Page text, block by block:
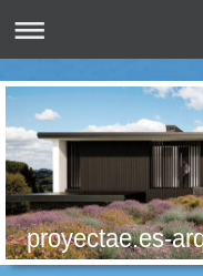
proyectae.es-